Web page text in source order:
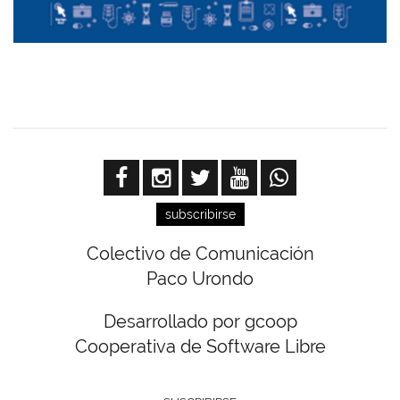
subscribirse
Colectivo de Comunicación
Paco Urondo
Desarrollado por gcoop
Cooperativa de Software Libre